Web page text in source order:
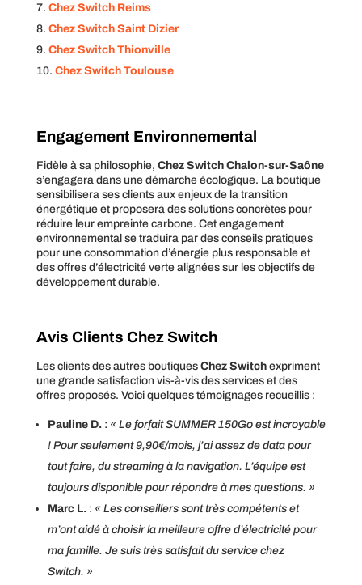
Chez Switch Reims
Chez Switch Saint Dizier
Chez Switch Thionville
Chez Switch Toulouse
Engagement Environnemental
Fidèle à sa philosophie, Chez Switch Chalon-sur-Saône
s’engagera dans une démarche écologique. La boutique
sensibilisera ses clients aux enjeux de la transition
énergétique et proposera des solutions concrètes pour
réduire leur empreinte carbone. Cet engagement
environnemental se traduira par des conseils pratiques
pour une consommation d’énergie plus responsable et
des offres d’électricité verte alignées sur les objectifs de
développement durable.
Avis Clients Chez Switch
Les clients des autres boutiques Chez Switchexpriment
une grande satisfaction vis-à-vis des services et des
offres proposés. Voici quelques témoignages recueillis :
Pauline D.: « Le forfait SUMMER 150Go est incroyable
! Pour seulement 9,90€/mois, j’ai assez de data pour
tout faire, du streaming à la navigation. L’équipe est
toujours disponible pour répondre à mes questions. »
Marc L.: « Les conseillers sont très compétents et
m’ont aidé à choisir la meilleure offre d’électricité pour
ma famille. Je suis très satisfait du service chez
Switch. »